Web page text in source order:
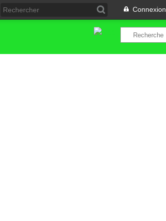
Connexion